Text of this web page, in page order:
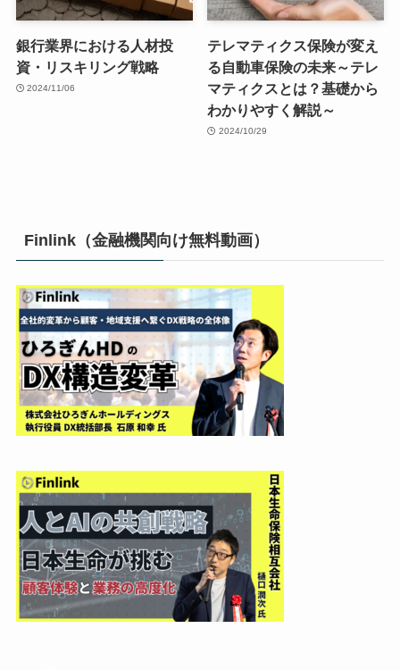
銀行業界における人材投
資・リスキリング戦略
2024/11/06
テレマティクス保険が変え
る自動車保険の未来～テレ
マティクスとは？基礎から
わかりやすく解説～
2024/10/29
Finlink（金融機関向け無料動画）